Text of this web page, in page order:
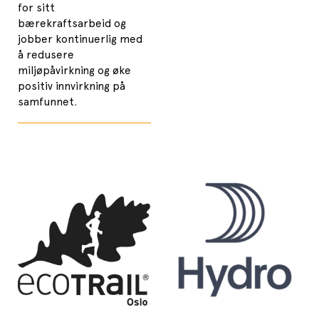
for sitt
bærekraftsarbeid og
jobber kontinuerlig med
å redusere
miljøpåvirkning og øke
positiv innvirkning på
samfunnet.